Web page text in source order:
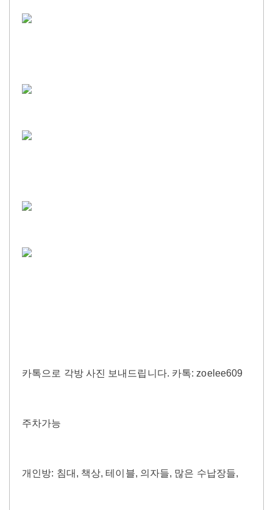
카톡으로 각방 사진 보내드립니다. 카톡: zoelee609
주차가능
개인방: 침대, 책상, 테이블, 의자들, 많은 수납장들,